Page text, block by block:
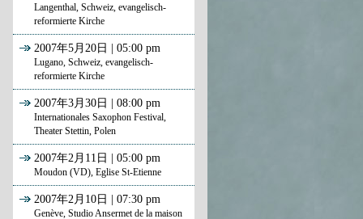
Langenthal, Schweiz, evangelisch-
reformierte Kirche
2007年5月20日 | 05:00 pm
Lugano, Schweiz, evangelisch-
reformierte Kirche
2007年3月30日 | 08:00 pm
Internationales Saxophon Festival,
Theater Stettin, Polen
2007年2月11日 | 05:00 pm
Moudon (VD), Eglise St-Etienne
2007年2月10日 | 07:30 pm
Genève, Studio Ansermet de la maison